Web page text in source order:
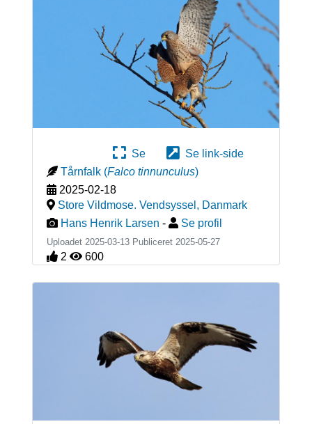
Se
Se link-side
Tårnfalk (Falco tinnunculus)
2025-02-18
Store Vildmose. Vendsyssel , Danmark
Hans Henrik Larsen - Se profil
Uploadet 2025-03-13 Publiceret 2025-05-27
2 600